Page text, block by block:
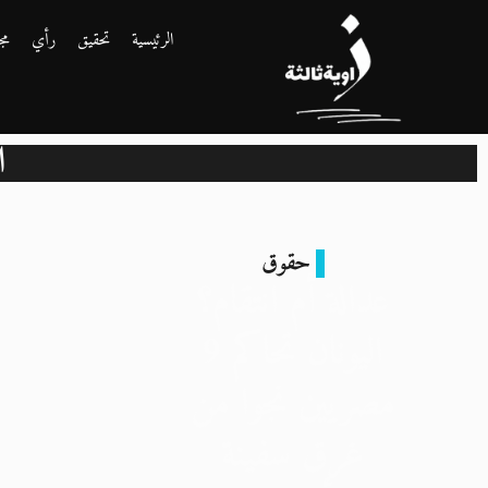
الرئيسية تحقيق رأي
حقوق